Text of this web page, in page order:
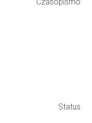
Status: